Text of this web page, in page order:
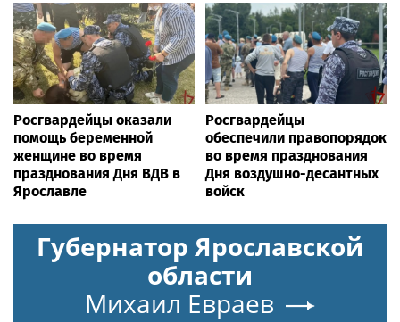
Росгвардейцы оказали
помощь беременной
женщине во время
празднования Дня ВДВ в
Ярославле
Росгвардейцы
обеспечили правопорядок
во время празднования
Дня воздушно-десантных
войск
Губернатор Ярославской
области
Михаил Евраев